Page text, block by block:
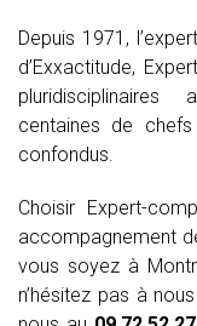
Depuis 1971,
d’Exxactitude,
centaines de chefs
confondus.
Choisir Expert-
accompagnement
vous soyez à
n’hésitez pas à